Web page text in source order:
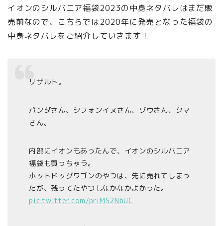
イオンのシルバニア福袋2023の中身ネタバレはまだ販
売前なので、こちらでは2020年に発売となった福袋の
中身ネタバレをご紹介していきます！
リザルト。
パンダさん、シフォンイヌさん、ゾウさん、クマ
さん。
内部にイオンもあったんで、イオンのシルバニア
福袋も買っちゃう。
ホットドッグワゴンのやつは、先に売れてしまっ
たが、残ってたやつもなかなかよかった。
pic.twitter.com/priMS2NbUC